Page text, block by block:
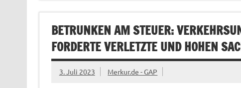
BETRUNKEN AM STEUER:
FORDERTE VERLETZTE UND HOHEN
3. Juli 2023 Merkur.de - GAP